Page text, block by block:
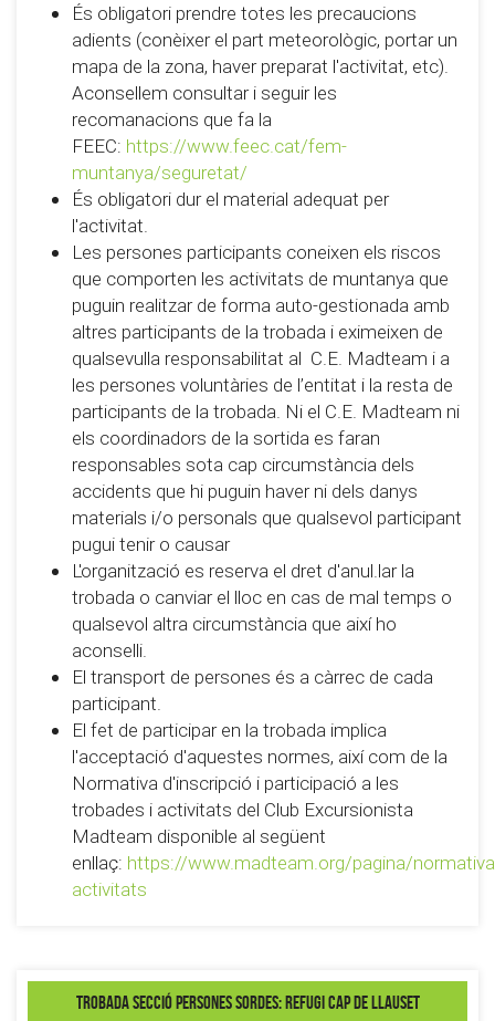
És obligatori prendre totes les precaucions
adients (conèixer el part meteorològic, portar un
mapa de la zona, haver preparat l'activitat, etc).
Aconsellem consultar i seguir les
recomanacions que fa la
FEEC: https://www.feec.cat/fem-
muntanya/seguretat/
És obligatori dur el material adequat per
l'activitat.
Les persones participants coneixen els riscos
que comporten les activitats de muntanya que
puguin realitzar de forma auto-gestionada amb
altres participants de la trobada i eximeixen de
qualsevulla responsabilitat al C.E. Madteam i a
les persones voluntàries de l’entitat i la resta de
participants de la trobada. Ni el C.E. Madteam ni
els coordinadors de la sortida es faran
responsables sota cap circumstància dels
accidents que hi puguin haver ni dels danys
materials i/o personals que qualsevol participant
pugui tenir o causar
L'organització es reserva el dret d'anul.lar la
trobada o canviar el lloc en cas de mal temps o
qualsevol altra circumstància que així ho
aconselli.
El transport de persones és a càrrec de cada
participant.
El fet de participar en la trobada implica
l'acceptació d'aquestes normes, així com de la
Normativa d'inscripció i participació a les
trobades i activitats del Club Excursionista
Madteam disponible al següent
enllaç: https://www.madteam.org/pagina/
activitats
Trobada secció Persones Sordes: Refugi Cap de Llauset